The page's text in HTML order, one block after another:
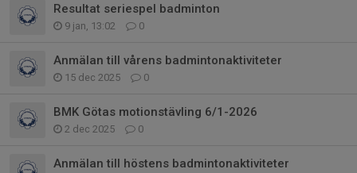
Resultat seriespel badminton
9 jan, 13:02 0
Anmälan till vårens badmintonaktiviteter
15 dec 2025 0
BMK Götas motionstävling 6/1-2026
2 dec 2025 0
Anmälan till höstens badmintonaktiviteter